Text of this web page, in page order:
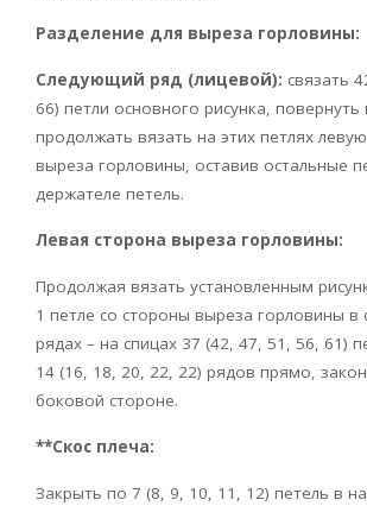
Разделение для выреза горловины:
Следующий ряд (лицевой): связать
66) петли основного рисунка, повернуть
продолжать вязать на этих петлях
выреза горловины, оставив остальные
держателе петель.
Левая сторона выреза горловины:
Продолжая вязать установленным
1 петле со стороны выреза горловины в
рядах – на спицах 37 (42, 47, 51, 56, 61)
14 (16, 18, 20, 22, 22) рядов прямо,
боковой стороне.
**Скос плеча:
Закрыть по 7 (8, 9, 10, 11, 12) петель в